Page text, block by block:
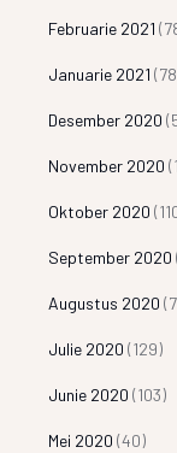
Februarie 2021
Januarie 2021
Desember 2020
November 2020
Oktober 2020
September 2020
Augustus 2020
Julie 2020 (129)
Junie 2020 (103)
Mei 2020 (40)